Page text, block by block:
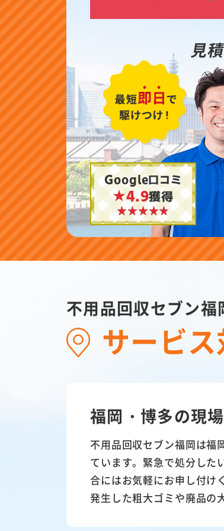
Google口コミ
★4.9獲得
見
不用品回収セブン福
サービ
福岡・博多の現
不用品回収セブン福岡は福
ています。緊急で処分した
合にはお気軽にお申し付け
発生した粗大ゴミや廃品の